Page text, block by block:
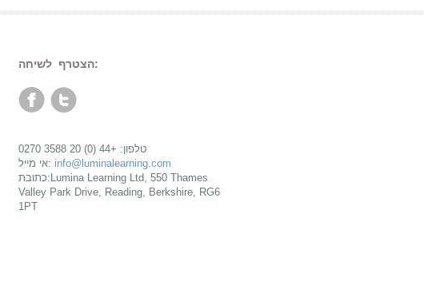
הצטרף לשיחה:
טלפון: +44 (0) 20 3588 0270
אי מייל: info@luminalearning.com
כתובת:Lumina Learning Ltd, 550 Thames
Valley Park Drive, Reading, Berkshire, RG6
1PT